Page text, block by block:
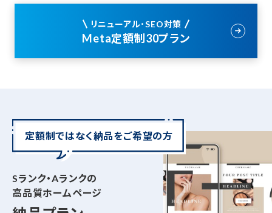
リニューアル･SEO対策
Meta定額制30プラン
定額制ではなく納品をご希望の方
Sランク・Aランクの
高品質ホームページ